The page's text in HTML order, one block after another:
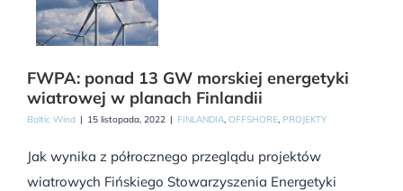
FWPA: ponad 13 GW morskiej energetyki
wiatrowej w planach Finlandii
Baltic Wind | 15 listopada, 2022 | FINLANDIA OFFSHORE PROJEKTY
Jak wynika z półrocznego przeglądu projektów
wiatrowych Fińskiego Stowarzyszenia Energetyki